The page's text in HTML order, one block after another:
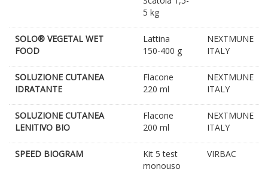
5 kg
SOLO® VEGETAL WET
FOOD
Lattina
150-400 g
NEXTMUNE
ITALY
SOLUZIONE CUTANEA
IDRATANTE
Flacone
220 ml
NEXTMUNE
ITALY
SOLUZIONE CUTANEA
LENITIVO BIO
Flacone
200 ml
NEXTMUNE
ITALY
SPEED BIOGRAM
Kit 5 test
monouso
VIRBAC